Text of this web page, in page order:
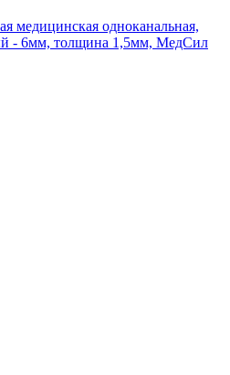
медицинская одноканальная,
- 6мм, толщина 1,5мм, МедСил